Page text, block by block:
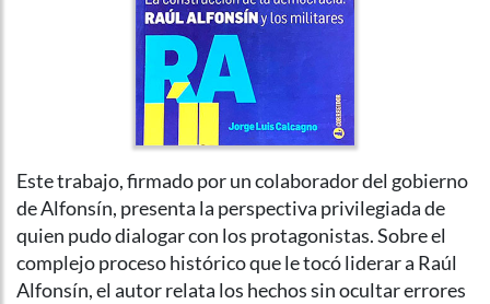
Este trabajo, firmado por un colaborador del gobierno
de Alfonsín, presenta la perspectiva privilegiada de
quien pudo dialogar con los protagonistas. Sobre el
complejo proceso histórico que le tocó liderar a Raúl
Alfonsín, el autor relata los hechos sin ocultar errores